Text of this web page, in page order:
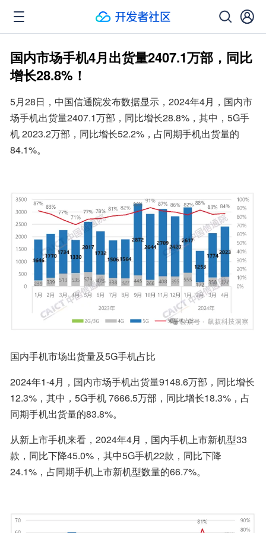
国内市场手机4月出货量2407.1万部，同比
增长28.8%！
5月28日，中国信通院发布数据显示，2024年4月，国内市
场手机出货量2407.1万部，同比增长28.8%，其中，5G手
机 2023.2万部，同比增长52.2%，占同期手机出货量的
84.1%。
国内手机市场出货量及5G手机占比
2024年1-4月，国内市场手机出货量9148.6万部，同比增长
12.3%，其中，5G手机 7666.5万部，同比增长18.3%，占
同期手机出货量的83.8%。
从新上市手机来看，2024年4月，国内手机上市新机型33
款，同比下降45.0%，其中5G手机22款，同比下降
24.1%，占同期手机上市新机型数量的66.7%。